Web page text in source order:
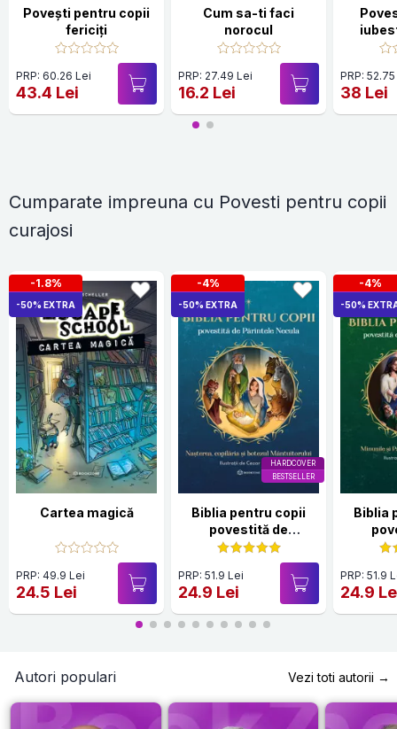
Povești pentru copii
fericiți
PRP: 60.26 Lei
43.4 Lei
Cum sa-ti faci
norocul
PRP: 27.49 Lei
16.2 Lei
PRP:
38 Lei
Cumparate impreuna cu Povesti pentru copii
curajosi
-1.8%
-50% EXTRA
Cartea magică
PRP: 49.9 Lei
24.5 Lei
HARDCOVER
BESTSELLER
-4%
-50% EXTRA
Biblia pentru copii
povestită de
Părintele Necula Vol. I
PRP: 51.9 Lei
24.9 Lei
-4%
-50%
Biblia
PRP: 51.9
24.9
Autori populari Vezi toti autorii →